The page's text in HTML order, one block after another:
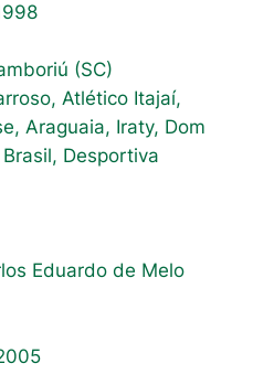
(SC)
Atlético Itajaí,
Araguaia, Iraty, Dom
Desportiva
Eduardo de Melo